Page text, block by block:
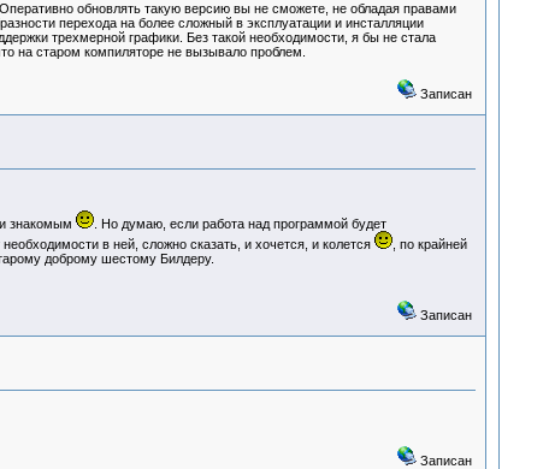
обновлять такую версию вы не сможете, не обладая правами
перехода на более сложный в эксплуатации и инсталляции
трехмерной графики. Без такой необходимости, я бы не стала
на старом компиляторе не вызывало проблем.
Записан
знакомым
. Но думаю, если работа над программой будет
в ней, сложно сказать, и хочется, и колется
, по крайней
доброму шестому Билдеру.
Записан
Записан